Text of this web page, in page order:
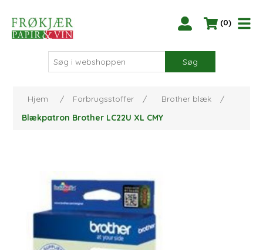
(0)
Søg
Hjem / Forbrugsstoffer / Brother blæk
/
Blækpatron Brother LC22U XL CMY